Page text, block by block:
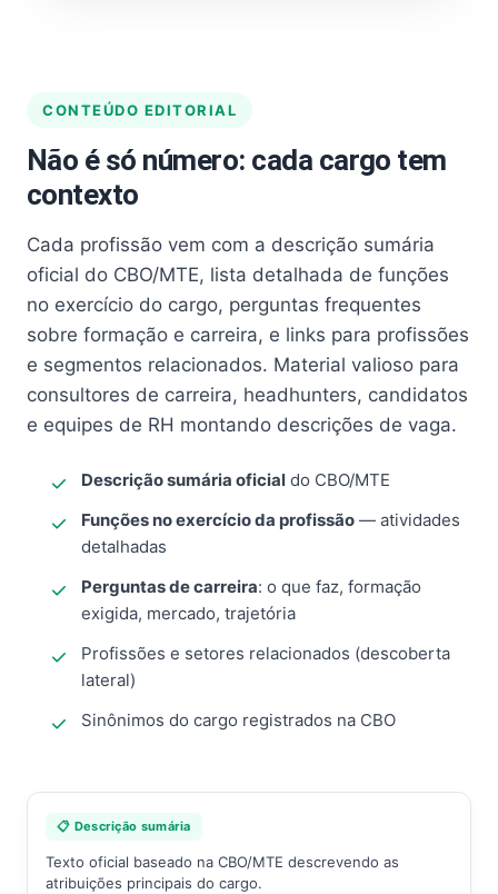
CONTEÚDO EDITORIAL
Não é só número: cada cargo tem
contexto
Cada profissão vem com a descrição sumária
oficial do CBO/MTE, lista detalhada de funções
no exercício do cargo, perguntas frequentes
sobre formação e carreira, e links para profissões
e segmentos relacionados. Material valioso para
consultores de carreira, headhunters, candidatos
e equipes de RH montando descrições de vaga.
Descrição sumária oficial do CBO/MTE
Funções no exercício da profissão — atividades
detalhadas
Perguntas de carreira: o que faz, formação
exigida, mercado, trajetória
Profissões e setores relacionados (descoberta
lateral)
Sinônimos do cargo registrados na CBO
📋 Descrição sumária
Texto oficial baseado na CBO/MTE descrevendo as
atribuições principais do cargo.